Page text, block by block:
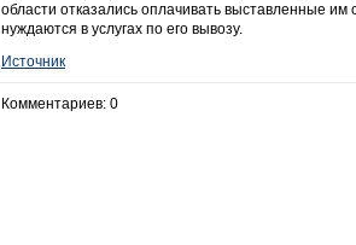
области отказались оплачивать выставленные
нуждаются в услугах по его вывозу.
Источник
Комментариев: 0